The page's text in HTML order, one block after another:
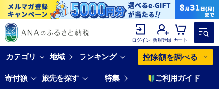
ログイン 新規登録 カート
カテゴリ 地域 ランキング 控除額を調べる
寄付額 旅先を探す 特集 ご利用ガイド